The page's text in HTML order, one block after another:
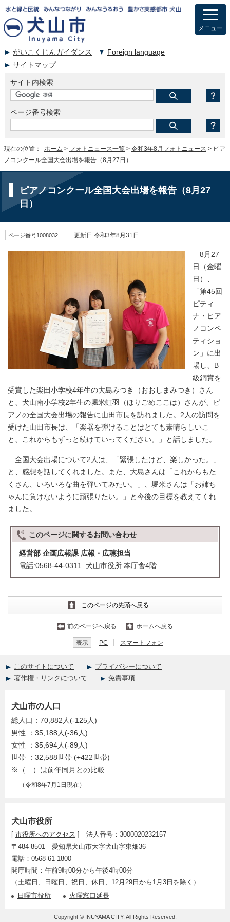
がいこくじんガイダンス
Foreign language
サイトマップ
サイト内検索
ページ番号検索
メニュー
現在の位置： ホーム > フォトニュース一覧 > 令和3年8月フォトニュース > ピア
ノコンクール全国大会出場を報告（8月27日）
ピアノコンクール全国大会出場を報告（8月27
日）
ページ番号1008032 更新日 令和3年8月31日
8月27
日（金曜
日）、
「第45回
ピティ
ナ・ピア
ノコンペ
ティショ
ン」に出
場し、B
級銅賞を
受賞した楽田小学校4年生の大島みつき（おおしまみつき）さん
と、犬山南小学校2年生の堀米虹羽（ほりごめここは）さんが、ピ
アノの全国大会出場の報告に山田市長を訪れました。2人の訪問を
受けた山田市長は、「楽器を弾けることはとても素晴らしいこ
と、これからもずっと続けていってください。」と話しました。
全国大会出場について2人は、「緊張したけど、楽しかった。」
と、感想を話してくれました。また、大島さんは「これからもた
くさん、いろいろな曲を弾いてみたい。」、堀米さんは「お姉ち
ゃんに負けないように頑張りたい。」と今後の目標を教えてくれ
ました。
このページに関するお問い合わせ
経営部 企画広報課 広報・広聴担当
電話:0568-44-0311 犬山市役所 本庁舎4階
このページの先頭へ戻る
前のページへ戻る ホームへ戻る
表示 PC スマートフォン
このサイトについて
プライバシーについて
著作権・リンクについて
免責事項
犬山市役所
[ 市役所へのアクセス ] 法人番号：3000020232157
〒484-8501 愛知県犬山市大字犬山字東畑36
電話：0568-61-1800
開庁時間：午前9時00分から午後4時00分
（土曜日、日曜日、祝日、休日、12月29日から1月3日を除く）
日曜市役所
火曜窓口延長
犬山市の人口
総人口：70,882人(-125人)
男性 ：35,188人(-36人)
女性 ：35,694人(-89人)
世帯 ：32,588世帯 (+422世帯)
※（ ）は前年同月との比較
（令和8年7月1日現在）
Copyright © INUYAMA CITY. All Rights Reserved.